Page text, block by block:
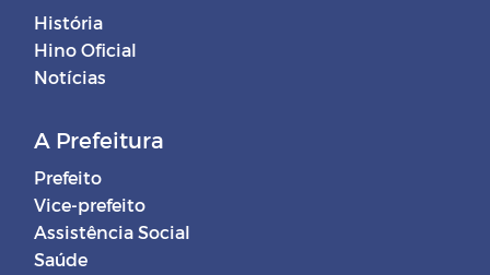
História
Hino Oficial
Notícias
A Prefeitura
Prefeito
Vice-prefeito
Assistência Social
Saúde